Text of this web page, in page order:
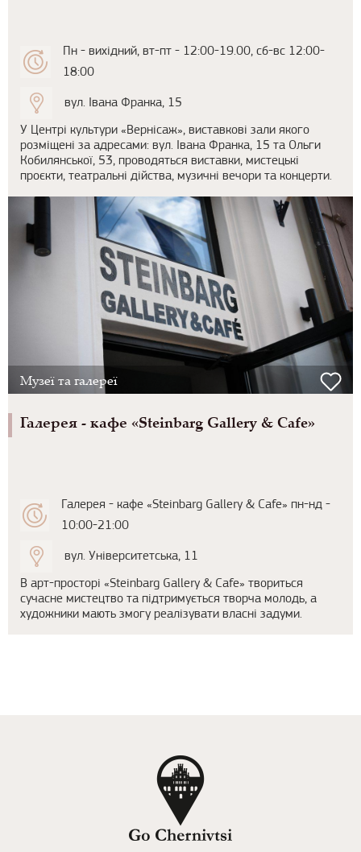
Пн - вихідний, вт-пт - 12:00-19.00, сб-вс 12:00-
18:00
вул. Івана Франка, 15
У Центрі культури «Вернісаж», виставкові зали якого
розміщені за адресами: вул. Івана Франка, 15 та Ольги
Кобилянської, 53, проводяться виставки, мистецькі
проєкти, театральні дійства, музичні вечори та концерти.
Музеї та галереї
Галерея - кафе «Steinbarg Gallery & Cafe»
Галерея - кафе «Steinbarg Gallery & Cafe» пн-нд -
10:00-21:00
вул. Університетська, 11
В арт-просторі «Steinbarg Gallery & Cafe» твориться
сучасне мистецтво та підтримується творча молодь, а
художники мають змогу реалізувати власні задуми.